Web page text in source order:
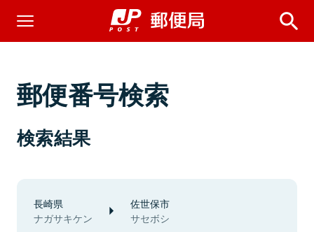
郵便番号検索
検索結果
長崎県
ナガサキケン
佐世保市
サセボシ